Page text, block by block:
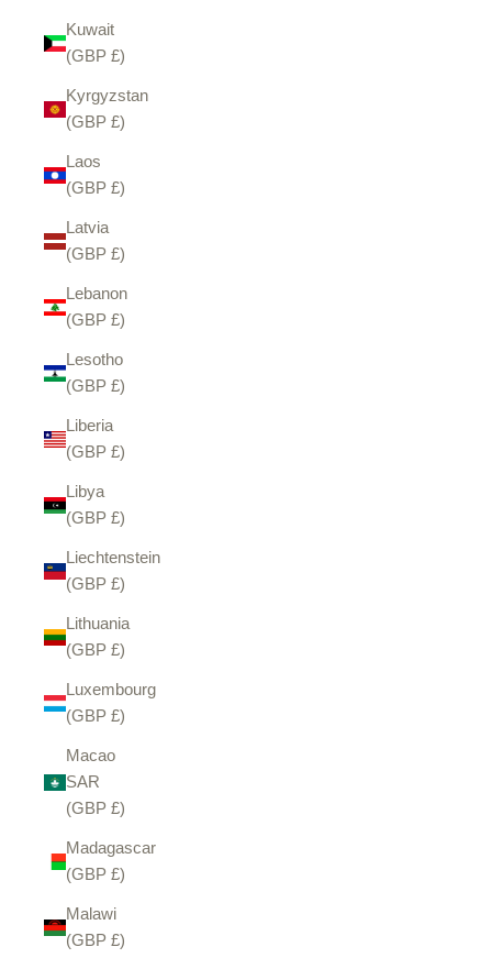
Kuwait
(GBP £)
Kyrgyzstan
(GBP £)
Laos
(GBP £)
Latvia
(GBP £)
Lebanon
(GBP £)
Lesotho
(GBP £)
Liberia
(GBP £)
Libya
(GBP £)
Liechtenstein
(GBP £)
Lithuania
(GBP £)
Luxembourg
(GBP £)
Macao
SAR
(GBP £)
Madagascar
(GBP £)
Malawi
(GBP £)